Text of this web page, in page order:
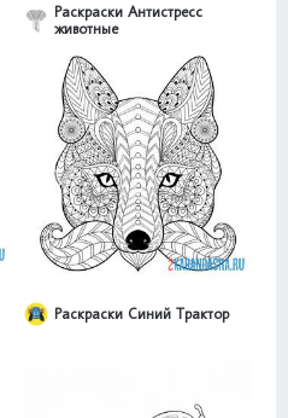
Раскраски Антистресс
животные
Раскраски Синий Трактор